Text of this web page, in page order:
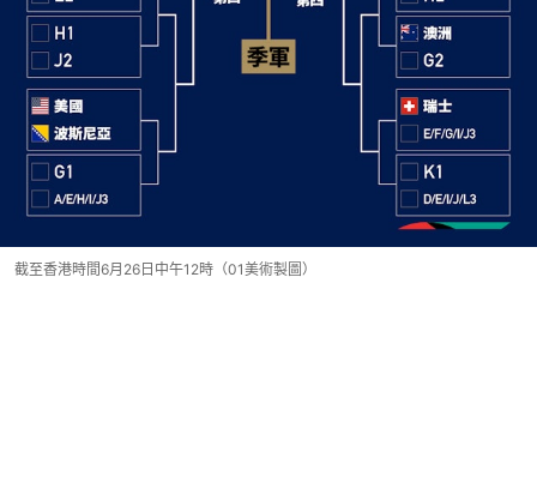
截至香港時間6月26日中午12時（01美術製圖）